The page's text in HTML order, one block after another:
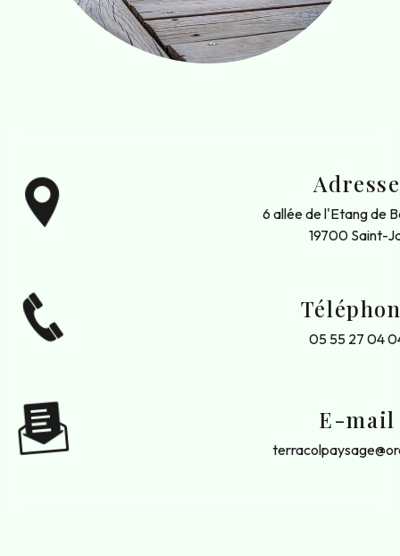
Adresse
6 allée de l'Etang de
19700 Saint-
05 55 27 04
E-mail